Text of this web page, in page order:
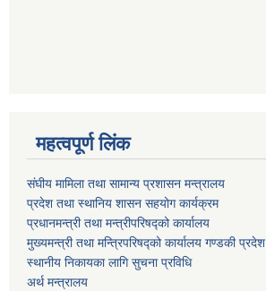
महत्वपूर्ण लिंक
संघीय मामिला तथा सामान्य प्रशासन मन्त्रालय
प्रदेश तथा स्थानिय शासन सहयोग कार्यक्रम
प्रधानमन्त्री तथा मन्त्रीपरिषद्को कार्यालय
मुख्यमन्त्री तथा मन्त्रिपरिषद्को कार्यालय गण्डकी प्रदेश
स्थानीय निकायका लागि सुचना प्रविधि
अर्थ मन्त्रालय